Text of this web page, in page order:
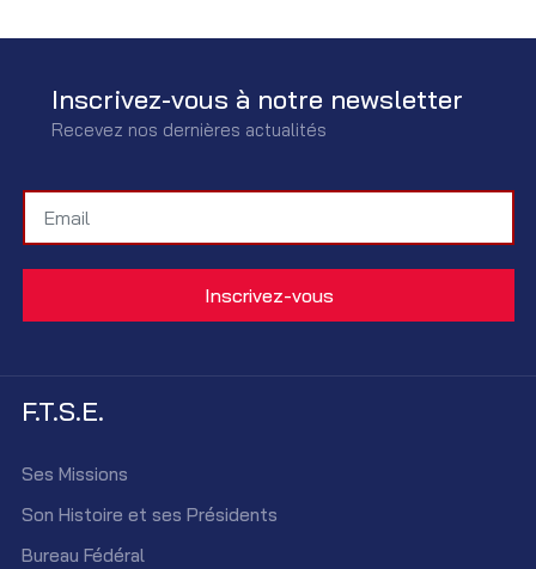
Inscrivez-vous à notre newsletter
Recevez nos dernières actualités
F.T.S.E.
Ses Missions
Son Histoire et ses Présidents
Bureau Fédéral